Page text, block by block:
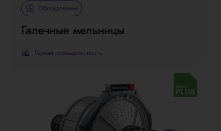
Metso PlusОборудование
Галечные мельницы
Горная промышленность